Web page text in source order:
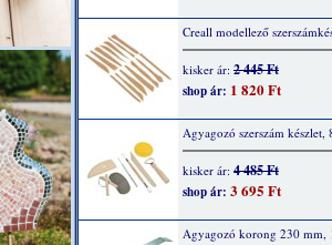
Creall modellező
kisker ár: 2 445 Ft
shop ár: 1 820 Ft
Agyagozó szerszám készlet,
kisker ár: 4 485 Ft
shop ár: 3 695 Ft
Agyagozó korong 230 mm,